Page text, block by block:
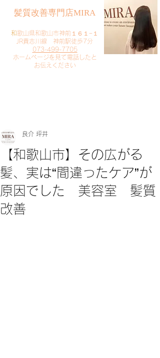
​髪質改善専門店MIRA
​和歌山県和歌山市神前１６１−１
JR貴志川線 神前駅徒歩7分
073-499-7705
​ホームページを見て電話したと
お伝えください
【和歌山市】その広がる
髪、実は“間違ったケア”が
原因でした 美容室 髪質
改善
良介 坪井